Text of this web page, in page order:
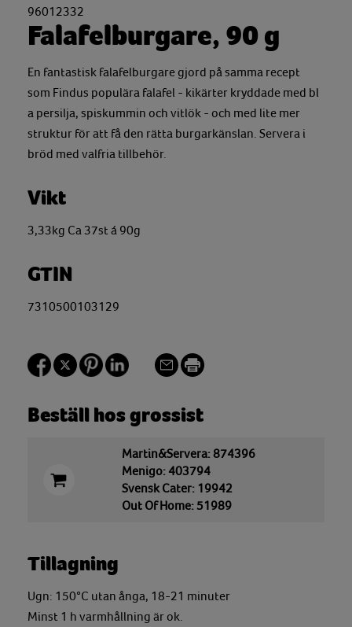
96012332
Falafelburgare, 90 g
En fantastisk falafelburgare gjord på samma recept
som Findus populära falafel - kikärter kryddade med bl
a persilja, spiskummin och vitlök - och med lite mer
struktur för att få den rätta burgarkänslan. Servera i
bröd med valfria tillbehör.
Vikt
3,33kg Ca 37st á 90g
GTIN
7310500103129
Beställ hos grossist
Martin&Servera: 874396
Menigo: 403794
Svensk Cater: 19942
Out Of Home: 51989
Tillagning
Ugn: 150°C utan ånga, 18-21 minuter
Minst 1 h varmhållning är ok.